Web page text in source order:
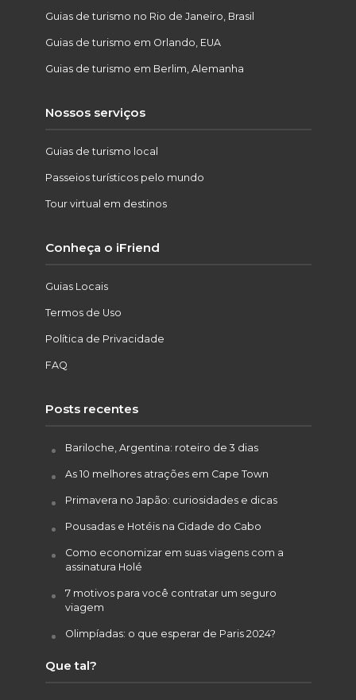
Guias de turismo no Rio de Janeiro, Brasil
Guias de turismo em Orlando, EUA
Guias de turismo em Berlim, Alemanha
Nossos serviços
Guias de turismo local
Passeios turísticos pelo mundo
Tour virtual em destinos
Conheça o iFriend
Guias Locais
Termos de Uso
Política de Privacidade
FAQ
Posts recentes
Bariloche, Argentina: roteiro de 3 dias
As 10 melhores atrações em Cape Town
Primavera no Japão: curiosidades e dicas
Pousadas e Hotéis na Cidade do Cabo
Como economizar em suas viagens com a
assinatura Holé
7 motivos para você contratar um seguro
viagem
Olimpíadas: o que esperar de Paris 2024?
Que tal?